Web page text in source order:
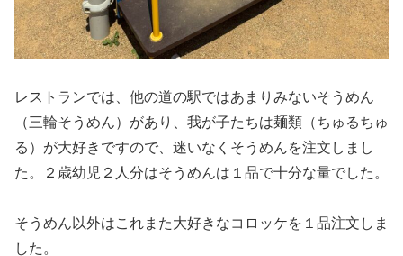
レストランでは、他の道の駅ではあまりみないそうめん
（三輪そうめん）があり、我が子たちは麺類（ちゅるちゅ
る）が大好きですので、迷いなくそうめんを注文しまし
た。２歳幼児２人分はそうめんは１品で十分な量でした。
そうめん以外はこれまた大好きなコロッケを１品注文しま
した。